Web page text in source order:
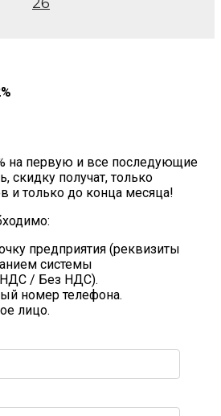
на первую и все последующие
скидку получат, только
и только до конца месяца!
предприятия (реквизиты
системы
/ Без НДС).
номер телефона.
лицо.